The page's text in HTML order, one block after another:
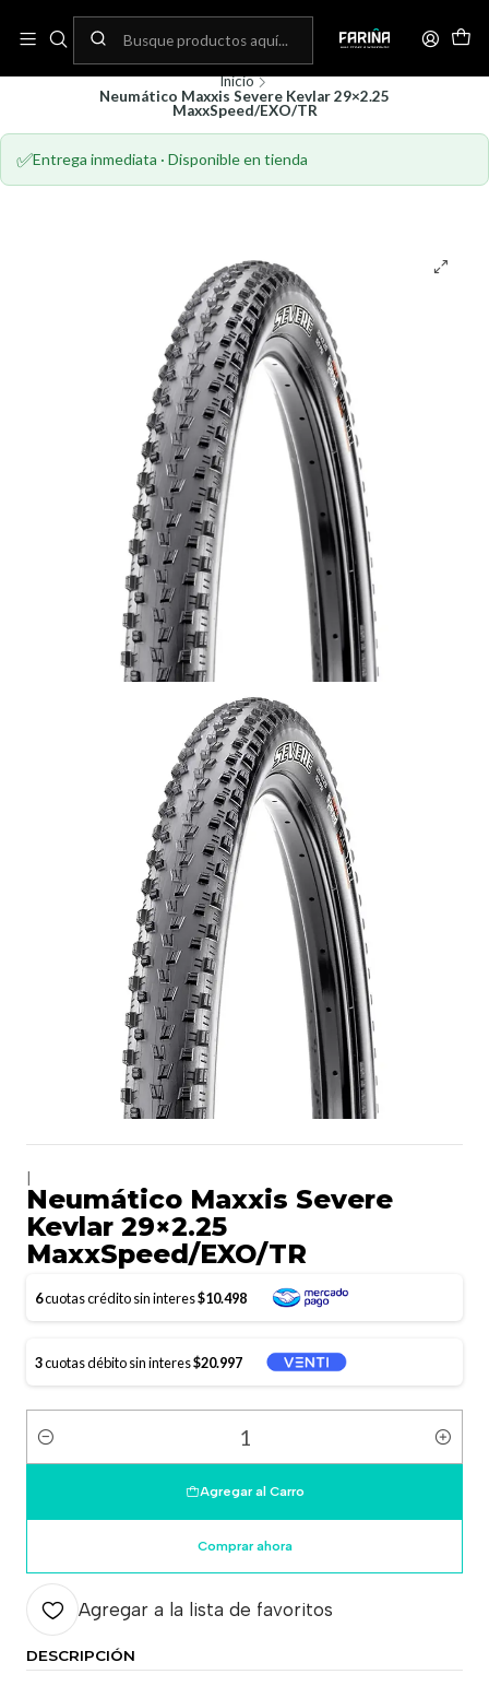
Envíos gratis por compras sobre 80.000! (No aplica para bicicletas)
Inicio
Neumático Maxxis Severe Kevlar 29×2.25
MaxxSpeed/EXO/TR
✅Entrega inmediata · Disponible en tienda
Neumático Maxxis Severe
Kevlar 29×2.25
MaxxSpeed/EXO/TR
6cuotas crédito sin interes$10.498
3cuotas débito sin interes$20.997
Cantidad
Agregar al Carro
Comprar ahora
Agregar a la lista de favoritos
DESCRIPCIÓN